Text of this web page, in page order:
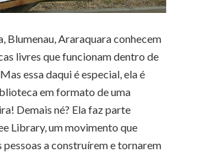
Blumenau, Araraquara conhecem
livres que funcionam dentro de
essa daqui é especial, ela é
em formato de uma
Demais né? Ela faz parte
Library, um movimento que
pessoas a construírem e tornarem